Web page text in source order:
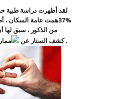
لقد أظهرت دراسة طبية
همت عامة السكان ،37%
من الذكور ، سبق لها
. كشف الستار عن